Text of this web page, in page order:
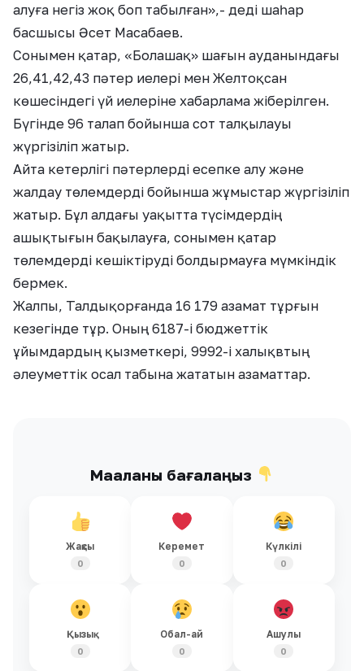
алуға негіз жоқ боп табылған»,- деді шаһар
басшысы Әсет Масабаев.
Сонымен қатар, «Болашақ» шағын ауданындағы
26,41,42,43 пәтер иелері мен Желтоқсан
көшесіндегі үй иелеріне хабарлама жіберілген.
Бүгінде 96 талап бойынша сот талқылауы
жүргізіліп жатыр.
Айта кетерлігі пәтерлерді есепке алу және
жалдау төлемдерді бойынша жұмыстар жүргізіліп
жатыр. Бұл алдағы уақытта түсімдердің
ашықтығын бақылауға, сонымен қатар
төлемдерді кешіктіруді болдырмауға мүмкіндік
бермек.
Жалпы, Талдықорғанда 16 179 азамат тұрғын
кезегінде тұр. Оның 6187-і бюджеттік
ұйымдардың қызметкері, 9992-і халықвтың
әлеуметтік осал табына жататын азаматтар.
Мақаланы бағалаңыз
Жақсы
0
Керемет
0
Күлкілі
0
Қызық
0
Обал-ай
0
Ашулы
0